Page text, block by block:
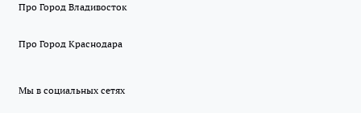
Про Город Владивосток
Про Город Краснодара
Мы в социальных сетях